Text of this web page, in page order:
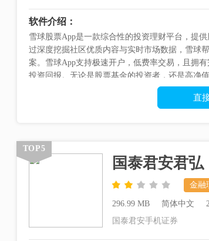
软件介绍：
雪球股票App是一款综合性的投资理财平台，提
过深度挖掘社区优质内容与实时市场数据，雪球
案。雪球App支持极速开户，低费率交易，且拥
投资回报。无论是股票基金的投资者，还是高净
直
TOP5
国泰君安君弘
金融
296.99 MB 简体中文
国泰君安手机证券